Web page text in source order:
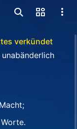
verkündet